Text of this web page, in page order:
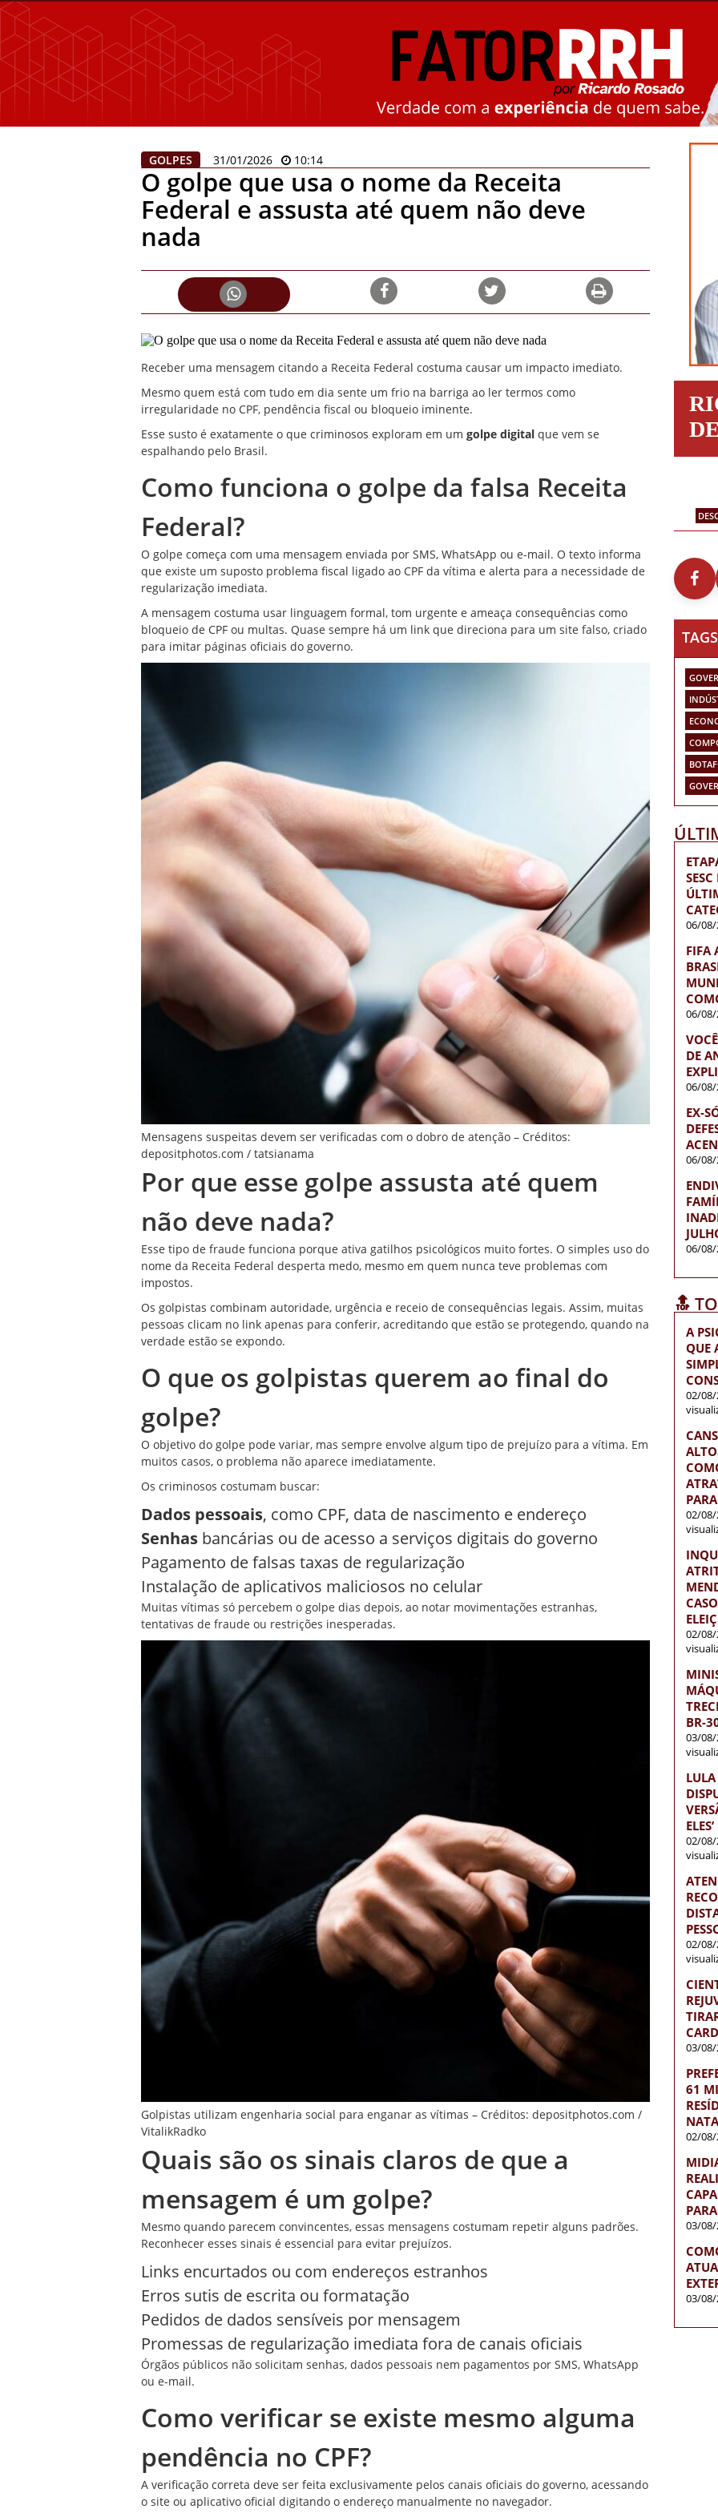
GOLPES 31/01/2026 10:14
O golpe que usa o nome da Receita
Federal e assusta até quem não deve
nada
Receber uma mensagem citando a Receita Federal costuma causar um impacto imediato.
Mesmo quem está com tudo em dia sente um frio na barriga ao ler termos como
irregularidade no CPF, pendência fiscal ou bloqueio iminente.
Esse susto é exatamente o que criminosos exploram em um golpe digital que vem se
espalhando pelo Brasil.
Como funciona o golpe da falsa Receita
Federal?
O golpe começa com uma mensagem enviada por SMS, WhatsApp ou e-mail. O texto informa
que existe um suposto problema fiscal ligado ao CPF da vítima e alerta para a necessidade de
regularização imediata.
A mensagem costuma usar linguagem formal, tom urgente e ameaça consequências como
bloqueio de CPF ou multas. Quase sempre há um link que direciona para um site falso, criado
para imitar páginas oficiais do governo.
Mensagens suspeitas devem ser verificadas com o dobro de atenção – Créditos:
depositphotos.com / tatsianama
Por que esse golpe assusta até quem
não deve nada?
Esse tipo de fraude funciona porque ativa gatilhos psicológicos muito fortes. O simples uso do
nome da Receita Federal desperta medo, mesmo em quem nunca teve problemas com
impostos.
Os golpistas combinam autoridade, urgência e receio de consequências legais. Assim, muitas
pessoas clicam no link apenas para conferir, acreditando que estão se protegendo, quando na
verdade estão se expondo.
O que os golpistas querem ao final do
golpe?
O objetivo do golpe pode variar, mas sempre envolve algum tipo de prejuízo para a vítima. Em
muitos casos, o problema não aparece imediatamente.
Os criminosos costumam buscar:
Dados pessoais, como CPF, data de nascimento e endereço
Senhas bancárias ou de acesso a serviços digitais do governo
Pagamento de falsas taxas de regularização
Instalação de aplicativos maliciosos no celular
Muitas vítimas só percebem o golpe dias depois, ao notar movimentações estranhas,
tentativas de fraude ou restrições inesperadas.
Golpistas utilizam engenharia social para enganar as vítimas – Créditos: depositphotos.com /
VitalikRadko
Quais são os sinais claros de que a
mensagem é um golpe?
Mesmo quando parecem convincentes, essas mensagens costumam repetir alguns padrões.
Reconhecer esses sinais é essencial para evitar prejuízos.
Links encurtados ou com endereços estranhos
Erros sutis de escrita ou formatação
Pedidos de dados sensíveis por mensagem
Promessas de regularização imediata fora de canais oficiais
Órgãos públicos não solicitam senhas, dados pessoais nem pagamentos por SMS, WhatsApp
ou e-mail.
Como verificar se existe mesmo alguma
pendência no CPF?
A verificação correta deve ser feita exclusivamente pelos canais oficiais do governo, acessando
o site ou aplicativo oficial digitando o endereço manualmente no navegador.
TAGS
06/08/
FIFA
06/08/
DE
06/08/
EX-
06/08/
06/08/
🔝
A
QUE
02/08/
02/08/
02/08/
BR-
03/08/
ELES’
02/08/
02/08/
03/08/
61
02/08/
03/08/
03/08/